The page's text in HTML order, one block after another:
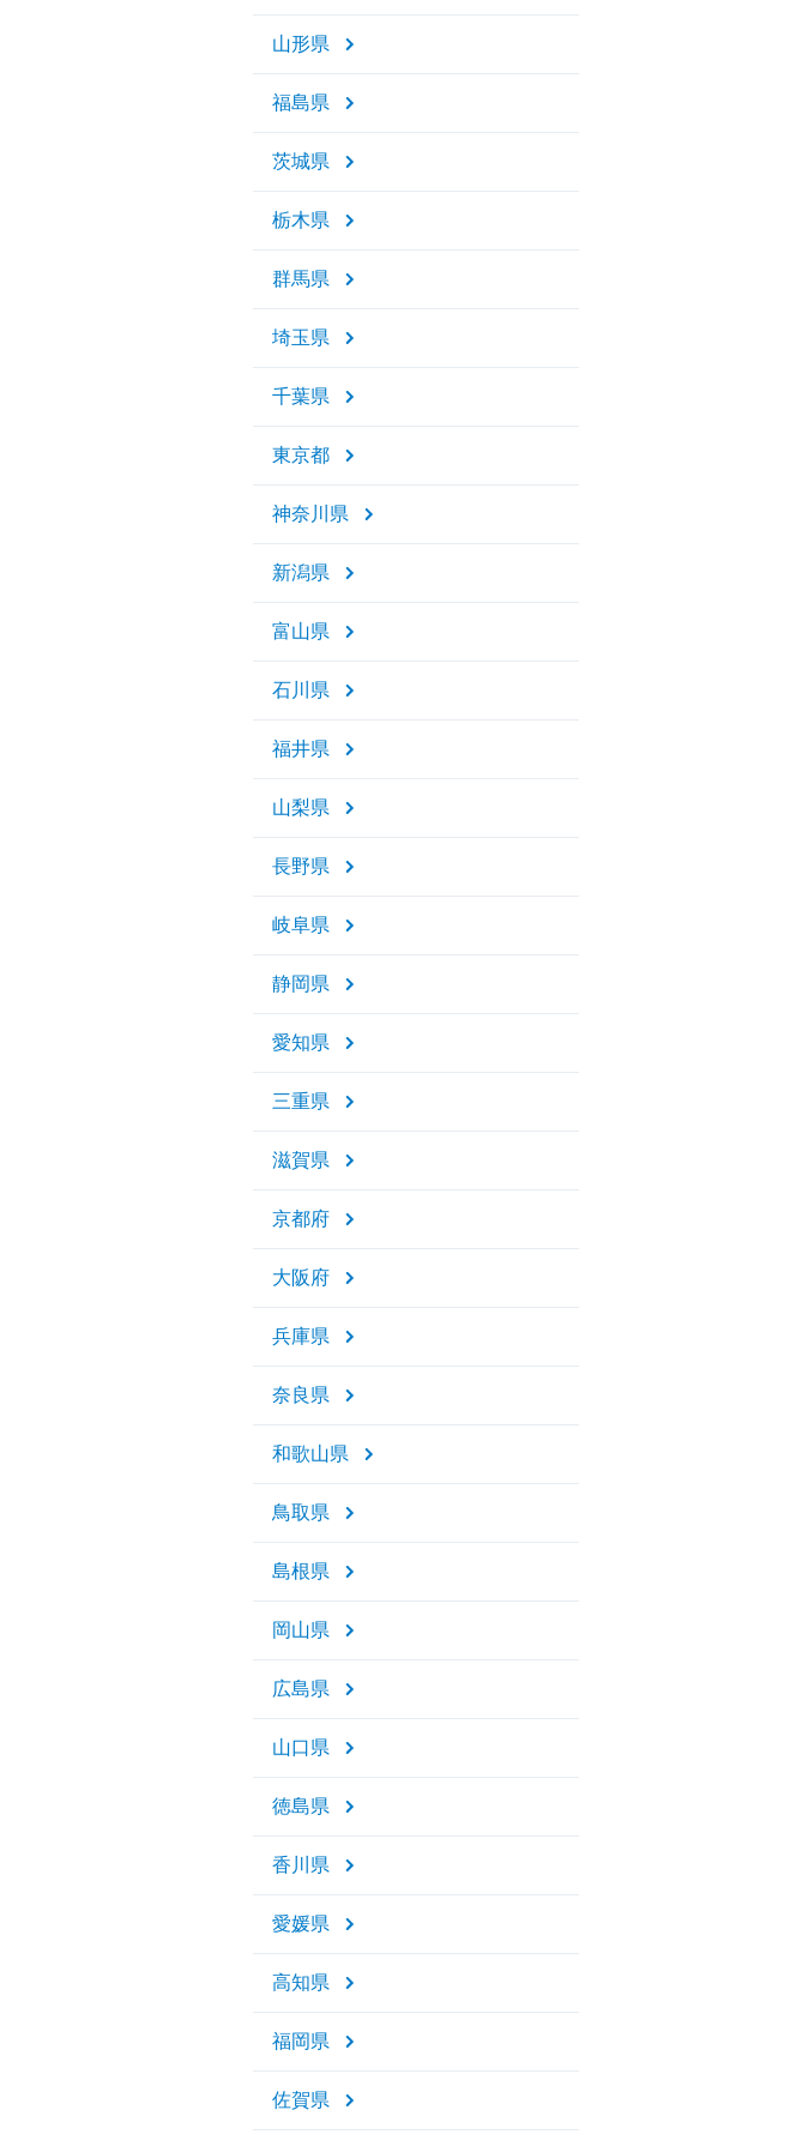
山形県
福島県
茨城県
栃木県
群馬県
埼玉県
千葉県
東京都
神奈川県
新潟県
富山県
石川県
福井県
山梨県
長野県
岐阜県
静岡県
愛知県
三重県
滋賀県
京都府
大阪府
兵庫県
奈良県
和歌山県
鳥取県
島根県
岡山県
広島県
山口県
徳島県
香川県
愛媛県
高知県
福岡県
佐賀県